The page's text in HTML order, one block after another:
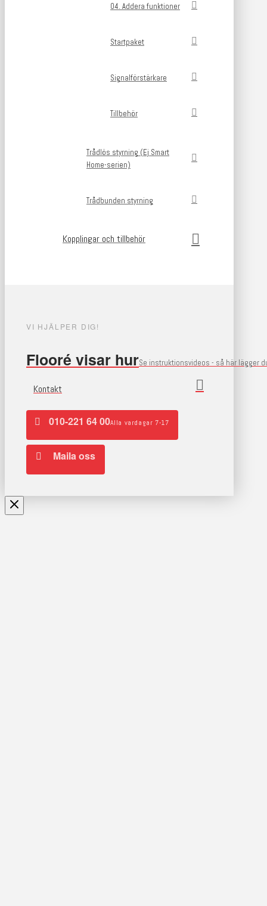
04. Addera funktioner
Startpaket
Signalförstärkare
Tillbehör
Trådlös styrning (Ej Smart
Home-serien)
Trådbunden styrning
Kopplingar och tillbehör
VI HJÄLPER DIG!
Flooré visar hurSe instruktionsvideos - så här lägger
Kontakt
010-221 64 00Alla vardagar 7-17
Maila oss